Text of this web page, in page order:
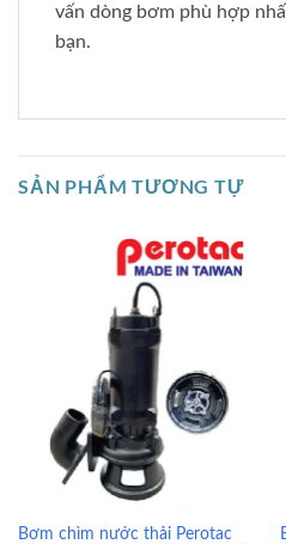
vấn dòng bơm phù hợp
bạn.
SẢN PHẨM TƯƠNG TỰ
Bơm chìm nước thải Perotac